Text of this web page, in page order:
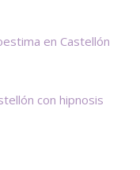
en Castellón
con hipnosis